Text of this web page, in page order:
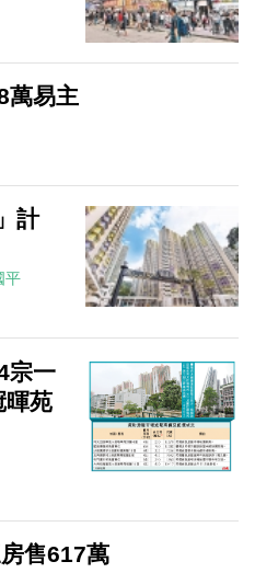
萬易主
計
平
宗一
暉苑
售617萬